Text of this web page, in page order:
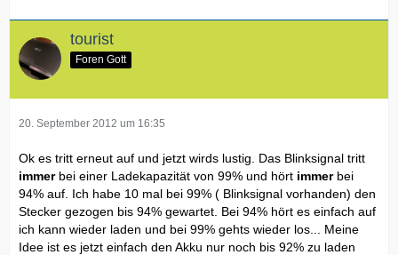
tourist
Foren Gott
20. September 2012 um 16:35
Ok es tritt erneut auf und jetzt wirds lustig. Das Blinksignal tritt
immerbei einer Ladekapazität von 99% und hört immerbei
94% auf. Ich habe 10 mal bei 99% ( Blinksignal vorhanden) den
Stecker gezogen bis 94% gewartet. Bei 94% hört es einfach auf
ich kann wieder laden und bei 99% gehts wieder los... Meine
Idee ist es jetzt einfach den Akku nur noch bis 92% zu laden